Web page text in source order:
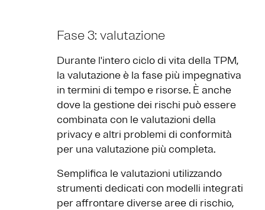
Fase 3: valutazione
Durante l'intero ciclo di vita della TPM,
la valutazione è la fase più impegnativa
in termini di tempo e risorse. È anche
dove la gestione dei rischi può essere
combinata con le valutazioni della
privacy e altri problemi di conformità
per una valutazione più completa.
Semplifica le valutazioni utilizzando
strumenti dedicati con modelli integrati
per affrontare diverse aree di rischio,